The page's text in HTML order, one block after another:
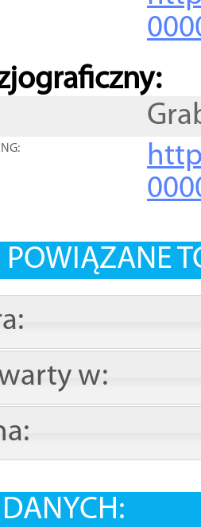
POWIĄZANE
w: